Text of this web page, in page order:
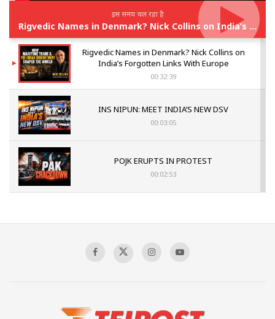
इस समय चल रहा है
Rigvedic Names in Denmark? Nick Collins on India’s Forgotten Links With Europe
Rigvedic Names in Denmark? Nick Collins on
India’s Forgotten Links With Europe
00:32:39
INS NIPUN: MEET INDIA’S NEW DSV
00:03:05
POJK ERUPTS IN PROTEST
00:02:53
Sagar